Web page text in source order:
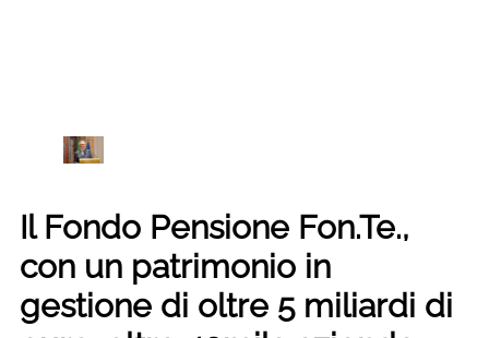
Il Fondo Pensione Fon.Te.,
con un patrimonio in
gestione di oltre 5 miliardi di